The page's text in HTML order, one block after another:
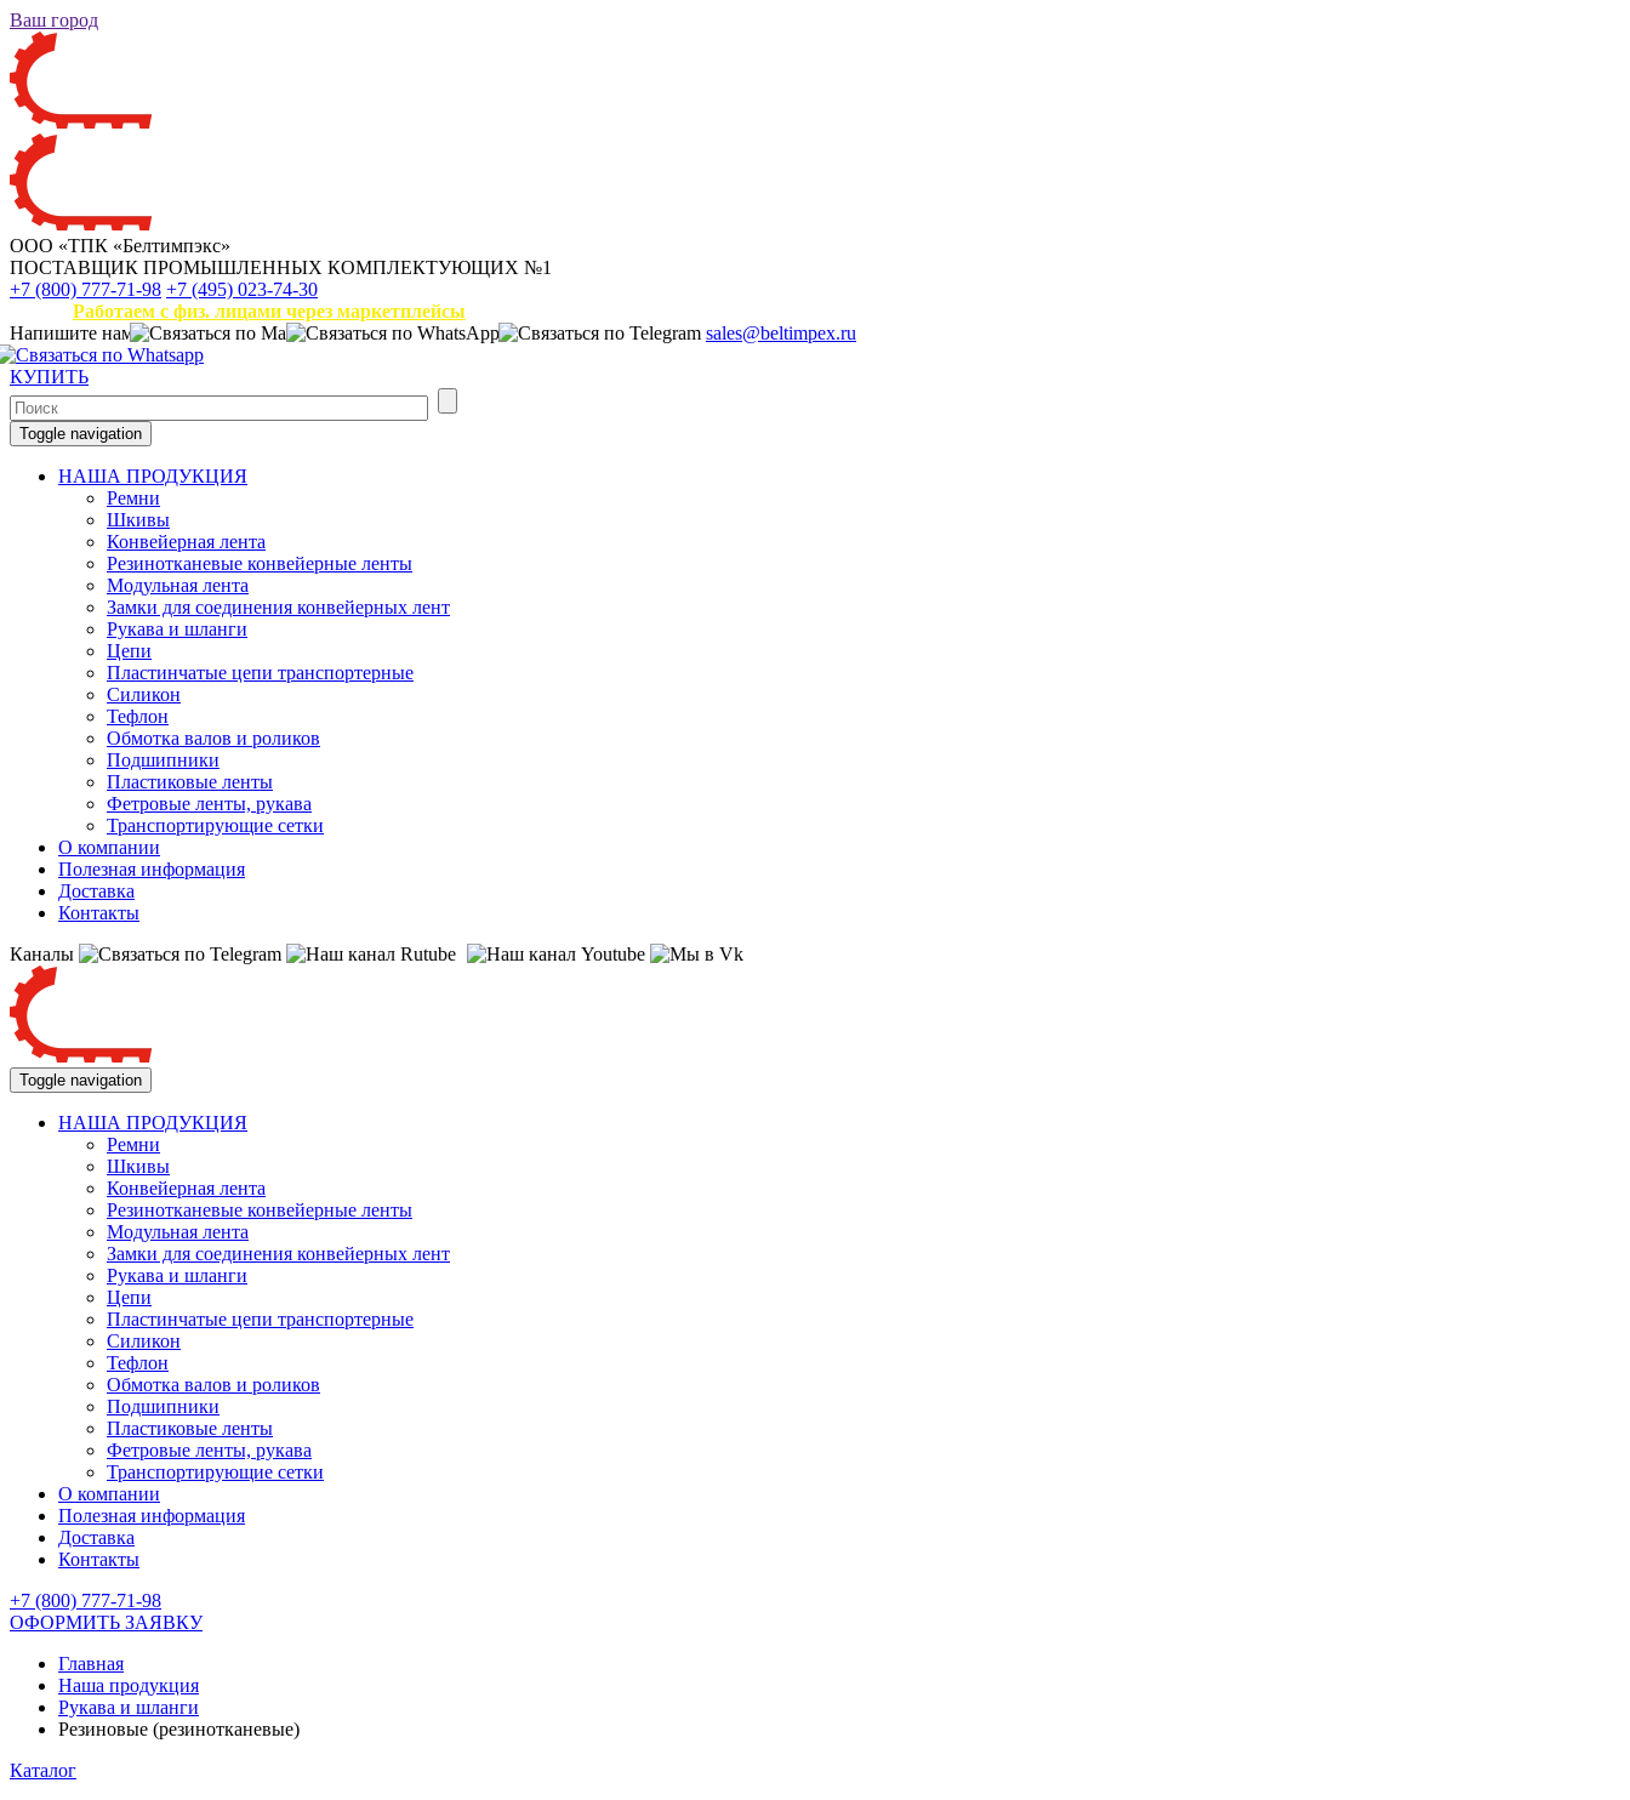
Ваш город
ООО «ТПК «Белтимпэкс»
ПОСТАВЩИК ПРОМЫШЛЕННЫХ КОМПЛЕКТУЮЩИХ №1
+7 (800) 777-71-98 +7 (495) 023-74-30
Работаем с физ. лицами через маркетплейсы
Напишите нам
sales@beltimpex.ru
КУПИТЬ
Toggle navigation
НАША ПРОДУКЦИЯ
Ремни
Шкивы
Конвейерная лента
Резинотканевые конвейерные ленты
Модульная лента
Замки для соединения конвейерных лент
Рукава и шланги
Цепи
Пластинчатые цепи транспортерные
Силикон
Тефлон
Обмотка валов и роликов
Подшипники
Пластиковые ленты
Фетровые ленты, рукава
Транспортирующие сетки
О компании
Полезная информация
Доставка
Контакты
Каналы
Toggle navigation
НАША ПРОДУКЦИЯ
Ремни
Шкивы
Конвейерная лента
Резинотканевые конвейерные ленты
Модульная лента
Замки для соединения конвейерных лент
Рукава и шланги
Цепи
Пластинчатые цепи транспортерные
Силикон
Тефлон
Обмотка валов и роликов
Подшипники
Пластиковые ленты
Фетровые ленты, рукава
Транспортирующие сетки
О компании
Полезная информация
Доставка
Контакты
+7 (800) 777-71-98
ОФОРМИТЬ ЗАЯВКУ
Главная
Наша продукция
Рукава и шланги
Резиновые (резинотканевые)
Каталог